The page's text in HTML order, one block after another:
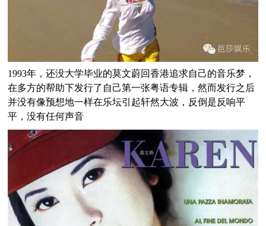
1993年，还没大学毕业的莫文蔚回香港追求自己的音乐梦，
在多方的帮助下发行了自己第一张粤语专辑，然而发行之后
并没有像预想地一样在乐坛引起轩然大波，反倒是反响平
平，没有任何声音